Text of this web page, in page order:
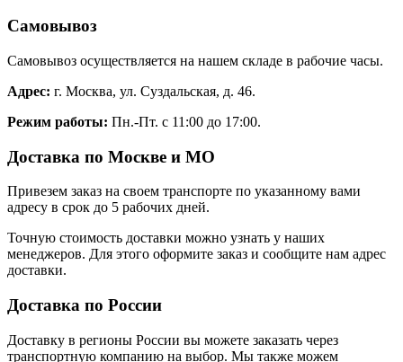
Самовывоз
Самовывоз осуществляется на нашем складе в рабочие часы.
Адрес: г. Москва, ул. Суздальская, д. 46.
Режим работы: Пн.-Пт. с 11:00 до 17:00.
Доставка по Москве и МО
Привезем заказ на своем транспорте по указанному вами
адресу в срок до 5 рабочих дней.
Точную стоимость доставки можно узнать у наших
менеджеров. Для этого оформите заказ и сообщите нам адрес
доставки.
Доставка по России
Доставку в регионы России вы можете заказать через
транспортную компанию на выбор. Мы также можем